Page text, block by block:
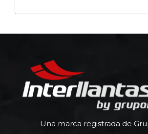
Una marca registrada de